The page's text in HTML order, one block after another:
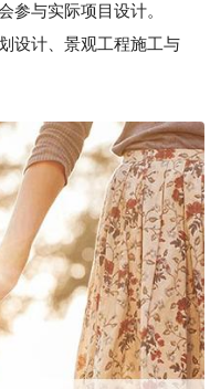
与实际项目设计。
计、景观工程施工与